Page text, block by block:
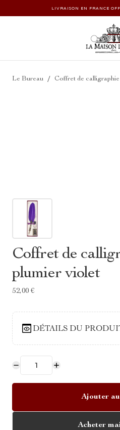
LIVRAISON EN FRANCE
Le Bureau / Coffret de
Coffret de
plumier violet
52,00 €
DÉTAILS DU
Ajouter
Acheter